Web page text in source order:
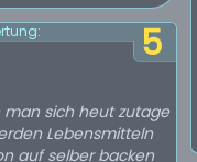
5
man sich heut zutage
Lebensmitteln
auf selber backen